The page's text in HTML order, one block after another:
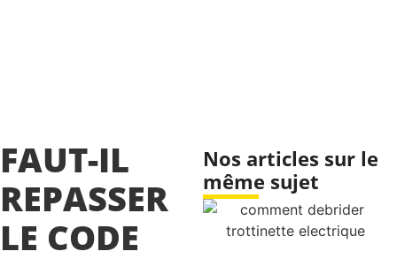
FAUT-IL
REPASSER
LE CODE
Nos articles sur le
même sujet